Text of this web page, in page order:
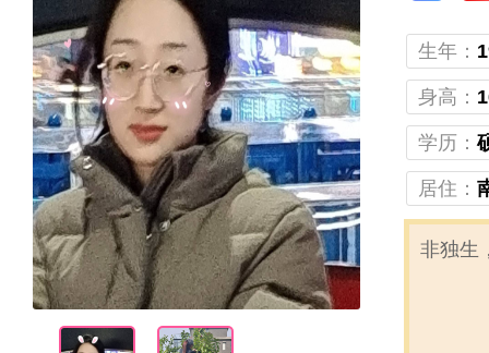
生年：
身高：
学历：
居住：
非独生